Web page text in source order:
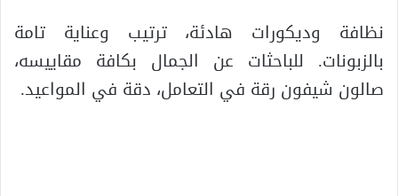
نظافة وديكورات هادئة، ترتيب وعناية تامة
بالزبونات. للباحثات عن الجمال بكافة مقاييسه،
صالون شيفون رقة في التعامل، دقة في المواعيد.